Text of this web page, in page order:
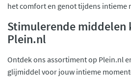
het comfort en genot tijdens intieme
Stimulerende middelen
Plein.nl
Ontdek ons assortiment op Plein.nl
glijmiddel voor jouw intieme